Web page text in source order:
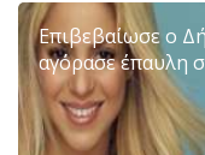
Επιβεβαίωσε ο
αγόρασε έπαυλη